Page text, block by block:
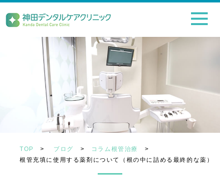
TOP > ブログ > コラム根管治療
>
根管充填に使用する薬剤について（根の中に詰める最終的な薬）